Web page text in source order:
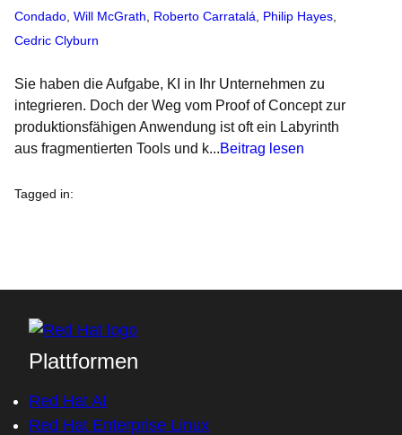
Condado Will McGrath Roberto Carratalá Philip Hayes
Cedric Clyburn
Sie haben die Aufgabe, KI in Ihr Unternehmen zu
integrieren. Doch der Weg vom Proof of Concept zur
produktionsfähigen Anwendung ist oft ein Labyrinth
aus fragmentierten Tools und k...Beitrag lesen
Tagged in:
Plattformen
Red Hat AI
Red Hat Enterprise Linux